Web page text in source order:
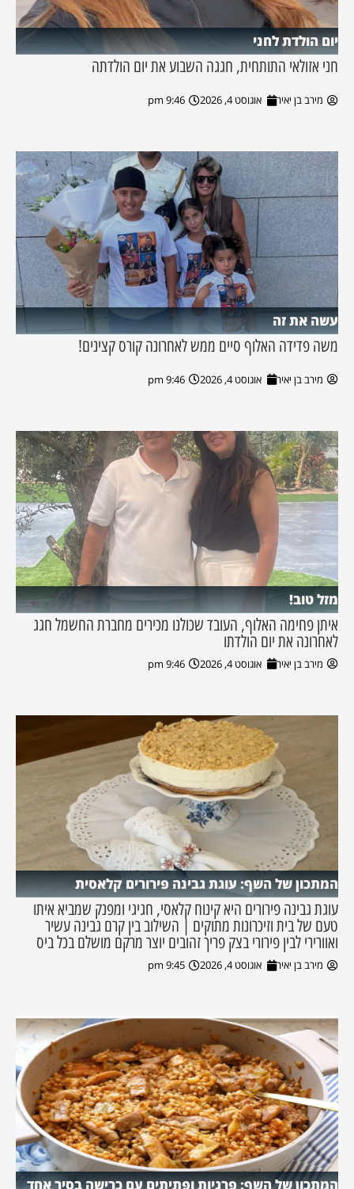
יום הולדת לחני
חני אזולאי התותחית, חגגה השבוע את יום הולדתה
מירב בן יאיר אוגוסט 4, 2026 9:46 pm
עשה את זה
משה פדידה האלוף סיים ממש לאחרונה קורס קצינים!
מירב בן יאיר אוגוסט 4, 2026 9:46 pm
מזל טוב!
איתן פחימה האלוף, העובד שכולנו מכירים מחברת החשמל חגג
לאחרונה את יום הולדתו
מירב בן יאיר אוגוסט 4, 2026 9:46 pm
המתכון של השף: עוגת גבינה פירורים קלאסית
עוגת גבינה פירורים היא קינוח קלאסי, חגיגי ומפנק שמביא איתו
טעם של בית וזיכרונות מתוקים | השילוב בין קרם גבינה עשיר
ואוורירי לבין פירורי בצק פריך זהובים יוצר מרקם מושלם בכל ביס
מירב בן יאיר אוגוסט 4, 2026 9:45 pm
המתכון של השף: פרגיות ופתיתים עם כרישה בסיר אחד